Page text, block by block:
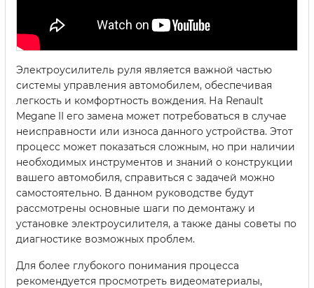
Электроусилитель руля является важной частью
системы управления автомобилем, обеспечивая
легкость и комфортность вождения. На Renault
Megane II его замена может потребоваться в случае
неисправности или износа данного устройства. Этот
процесс может показаться сложным, но при наличии
необходимых инструментов и знаний о конструкции
вашего автомобиля, справиться с задачей можно
самостоятельно. В данном руководстве будут
рассмотрены основные шаги по демонтажу и
установке электроусилителя, а также даны советы по
диагностике возможных проблем.
Для более глубокого понимания процесса
рекомендуется просмотреть видеоматериалы,